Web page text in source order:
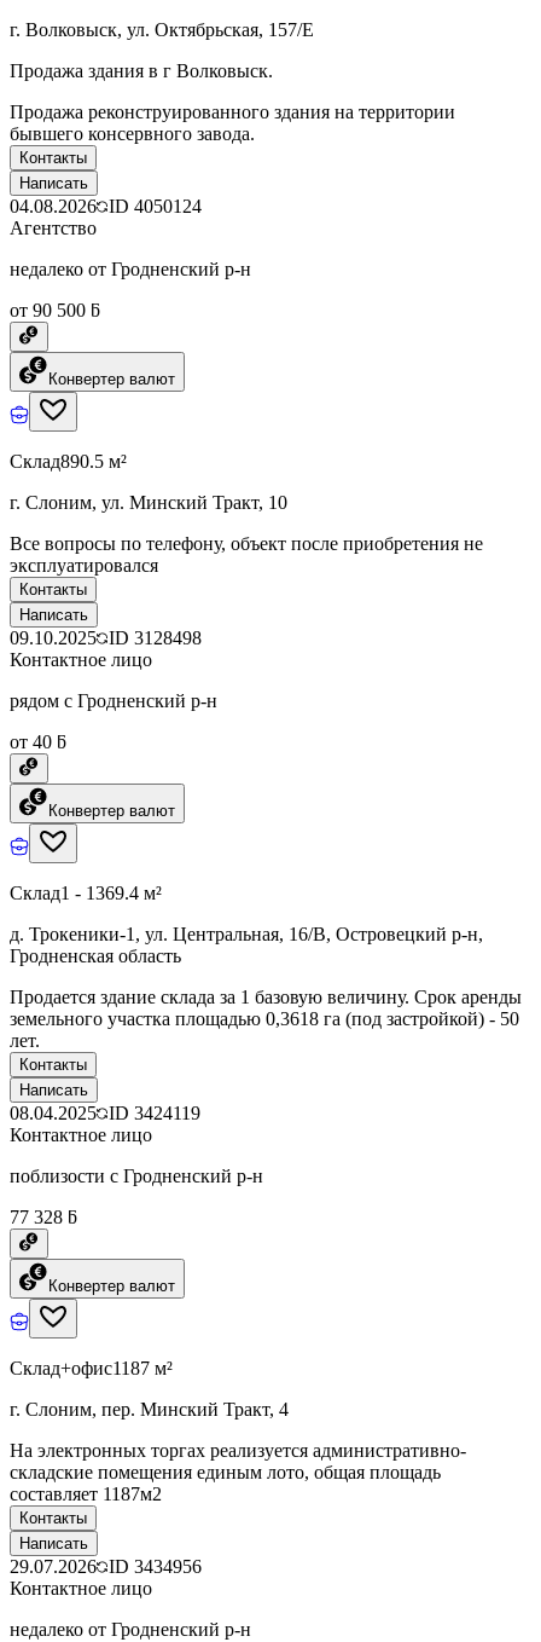
г. Волковыск, ул. Октябрьская, 157/Е
Продажа здания в г Волковыск.
Продажа реконструированного здания на территории
бывшего консервного завода.
Контакты
Написать
04.08.2026 ID 4050124
Агентство
недалеко от Гродненский р-н
от 90 500 ƃ
Конвертер валют
Склад890.5 м²
г. Слоним, ул. Минский Тракт, 10
Все вопросы по телефону, объект после приобретения не
эксплуатировался
Контакты
Написать
09.10.2025 ID 3128498
Контактное лицо
рядом с Гродненский р-н
от 40 ƃ
Конвертер валют
Склад1 - 1369.4 м²
д. Трокеники-1, ул. Центральная, 16/В, Островецкий р-н,
Гродненская область
Продается здание склада за 1 базовую величину. Срок аренды
земельного участка площадью 0,3618 га (под застройкой) - 50
лет.
Контакты
Написать
08.04.2025 ID 3424119
Контактное лицо
поблизости с Гродненский р-н
77 328 ƃ
Конвертер валют
Склад+офис1187 м²
г. Слоним, пер. Минский Тракт, 4
На электронных торгах реализуется административно-
складские помещения единым лото, общая площадь
составляет 1187м2
Контакты
Написать
29.07.2026 ID 3434956
Контактное лицо
недалеко от Гродненский р-н